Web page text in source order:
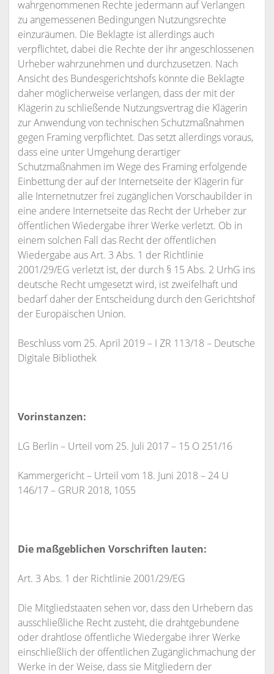
wahrgenommenen Rechte jedermann auf Verlangen
zu angemessenen Bedingungen Nutzungsrechte
einzuräumen. Die Beklagte ist allerdings auch
verpflichtet, dabei die Rechte der ihr angeschlossenen
Urheber wahrzunehmen und durchzusetzen. Nach
Ansicht des Bundesgerichtshofs könnte die Beklagte
daher möglicherweise verlangen, dass der mit der
Klägerin zu schließende Nutzungsvertrag die Klägerin
zur Anwendung von technischen Schutzmaßnahmen
gegen Framing verpflichtet. Das setzt allerdings voraus,
dass eine unter Umgehung derartiger
Schutzmaßnahmen im Wege des Framing erfolgende
Einbettung der auf der Internetseite der Klägerin für
alle Internetnutzer frei zugänglichen Vorschaubilder in
eine andere Internetseite das Recht der Urheber zur
öffentlichen Wiedergabe ihrer Werke verletzt. Ob in
einem solchen Fall das Recht der öffentlichen
Wiedergabe aus Art. 3 Abs. 1 der Richtlinie
2001/29/EG verletzt ist, der durch § 15 Abs. 2 UrhG ins
deutsche Recht umgesetzt wird, ist zweifelhaft und
bedarf daher der Entscheidung durch den Gerichtshof
der Europäischen Union.
Beschluss vom 25. April 2019 – I ZR 113/18 – Deutsche
Digitale Bibliothek
Vorinstanzen:
LG Berlin – Urteil vom 25. Juli 2017 – 15 O 251/16
Kammergericht – Urteil vom 18. Juni 2018 – 24 U
146/17 – GRUR 2018, 1055
Die maßgeblichen Vorschriften lauten:
Art. 3 Abs. 1 der Richtlinie 2001/29/EG
Die Mitgliedstaaten sehen vor, dass den Urhebern das
ausschließliche Recht zusteht, die drahtgebundene
oder drahtlose öffentliche Wiedergabe ihrer Werke
einschließlich der öffentlichen Zugänglichmachung der
Werke in der Weise, dass sie Mitgliedern der